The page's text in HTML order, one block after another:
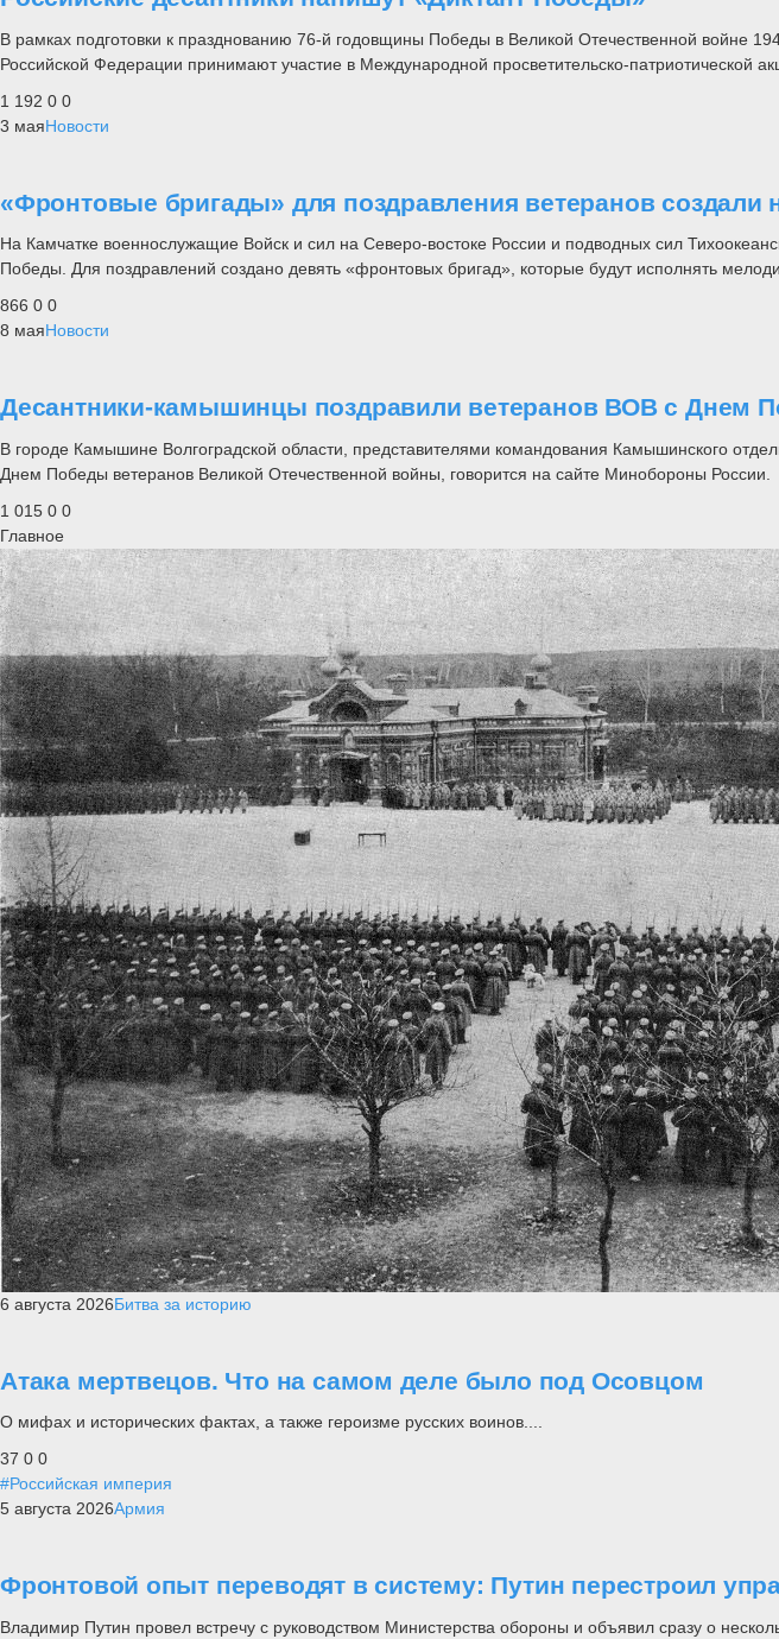
В рамках подготовки к празднованию 76-й годовщины Победы в Великой Отечественной войне
Российской Федерации принимают участие в Международной просветительско-патриотической
1 192 0 0
3 маяНовости
«Фронтовые бригады» для поздравления ветеранов создали
На Камчатке военнослужащие Войск и сил на Северо-востоке России и подводных сил
Победы. Для поздравлений создано девять «фронтовых бригад», которые будут исполнять
866 0 0
8 маяНовости
Десантники-камышинцы поздравили ветеранов ВОВ с Днем
В городе Камышине Волгоградской области, представителями командования Камышинского
Днем Победы ветеранов Великой Отечественной войны, говорится на сайте Минобороны России.
1 015 0 0
Главное
6 августа 2026Битва за историю
Атака мертвецов. Что на самом деле было под Осовцом
О мифах и исторических фактах, а также героизме русских воинов....
37 0 0
#Российская империя
5 августа 2026Армия
Фронтовой опыт переводят в систему: Путин перестроил
Владимир Путин провел встречу с руководством Министерства обороны и объявил сразу о